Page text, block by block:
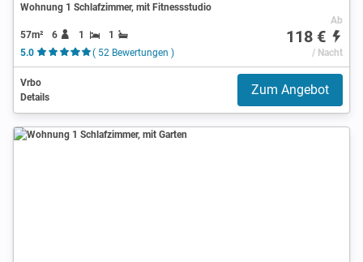
Wohnung 1 Schlafzimmer, mit Fitnessstudio
57m² 6 1
1
5.0
( 52 Bewertungen )
Ab
118 €
/ Nacht
Vrbo
Details
Zum Angebot